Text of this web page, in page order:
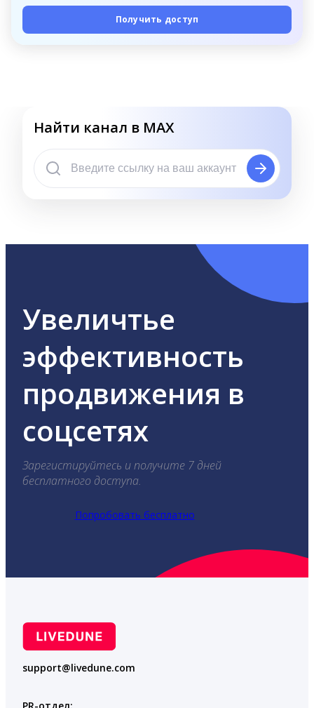
Получить доступ
Найти канал в MAX
Увеличтье
эффективность
продвижения в
соцсетях
Зарегистируйтесь и получите 7 дней
бесплатного доступа.
Попробовать бесплатно
support@livedune.com